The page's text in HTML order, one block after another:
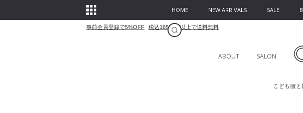
HOME NEW ARRIVALS SALE
事前会員登録で5%OFF 税込16500円以上で送料無料
ABOUT SALON